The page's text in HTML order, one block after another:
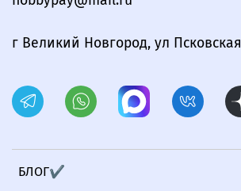
БЛОГ✔
г Великий Новгород, ул Псковская